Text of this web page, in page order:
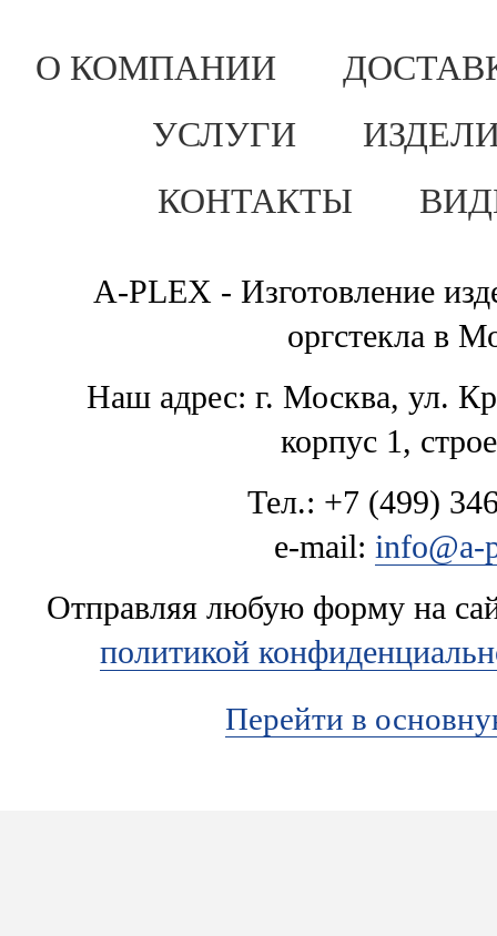
О КОМПАНИИ
УСЛУГИ
КОНТАКТЫ
A-PLEX - Изготовление
оргстекла в
Наш адрес: г. Москва, ул.
корпус 1,
Тел.: +7 (499)
e-mail: info@a-
Отправляя любую форму на
политикой
Перейти в